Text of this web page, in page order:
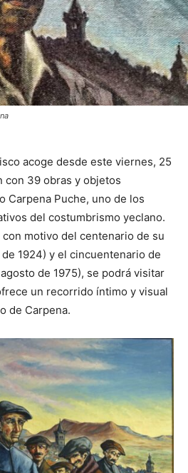
acoge desde este viernes, 25
con 39 obras y objetos
Carpena Puche, uno de los
del costumbrismo yeclano.
con motivo del centenario de su
1924) y el cincuentenario de
de 1975), se podrá visitar
un recorrido íntimo y visual
de Carpena.